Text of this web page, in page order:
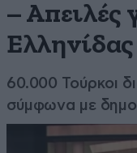
– Απειλές
60.000 Τούρκοι
σύμφωνα με